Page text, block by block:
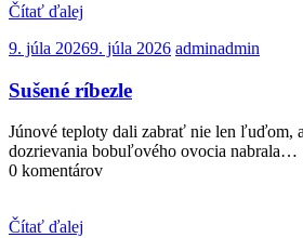
Čítať ďalej
9. júla 20269. júla 2026 adminadmin
Sušené ríbezle
Júnové teploty dali zabrať nie len ľuďom,
dozrievania bobuľového ovocia nabrala…
0 komentárov
Čítať ďalej